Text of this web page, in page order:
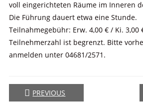
voll eingerichteten Räume im Inneren
Die Führung dauert etwa eine Stunde.
Teilnahmegebühr: Erw. 4,00 € / Ki. 3,00
Teilnehmerzahl ist begrenzt. Bitte
anmelden unter 04681/2571.
PREVIOUS